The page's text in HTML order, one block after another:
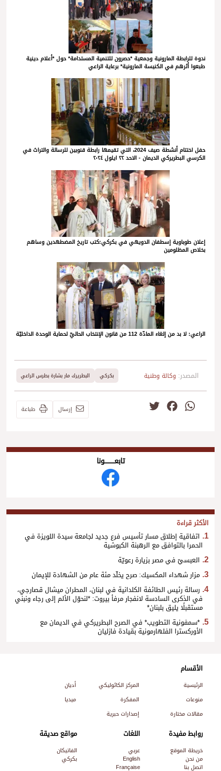
ندوة للرابطة المارونية وجمعية *حصرون للتنمية المستدامة* حول *أعلام دينية
طبعوا أثرهم في الكنيسة المارونية* برعاية الراعي
حفل اختتام أنشطة صيف 2024، التي تقيمها رابطة قنوبين للرسالة والتراث في
الكرسي البطريركي الديمان - الاحد ٢٢ ايلول ٢٠٢٤
إعلان طوباوية إسطفان الدويهي في بكركي:كتب تاريخ المضطهدين وساهم
بخلاص المظلومين
الراعي: لا بد من إلغاء المادّة 112 من قانون الإنتخاب الحاليّ لحماية الوحدة الداخليّة
المصدر: وكالة وطنية بكركي البطريرك مار بشارة بطرس الراعي
WhatsApp
Facebook إرسال طباعة
تابعــــــــــونا
الأكثر قراءة
اتفاقية إطلاق مسار تأسيس فرع جديد لجامعة سيدة اللويزة في
الحمرا بالتوافق مع الرهبنة الكبوشية
العبسيّ في مصر بزيارة رعويّة
مزار شهداء المكسيك: صرح يخلّد مئة عام من الشهادة للإيمان
رسالة رئيس الطائفة الكلدانية في لبنان، المطران ميشال قصارجي،
في الذكرى السادسة لانفجار مرفأ بيروت: *لنحوّل الألم إلى رجاء ونبني
مستقبلًا يليق بلبنان*
*سمفونية التطويب* في الصرح البطريركي في الديمان مع
الأوركسترا الفلهارمونية بقيادة فازليان
الأقسام
الرئيسية المركز الكاثوليكي
أديان
منوعات
المفكرة
ميديا
مقالات مختارة
إصدارات حبرية
روابط مفيدة
خريطة الموقع
من نحن
اتصل بنا
اللغات
عربي
English
Française
مواقع صديقة
الفاتيكان
بكركي